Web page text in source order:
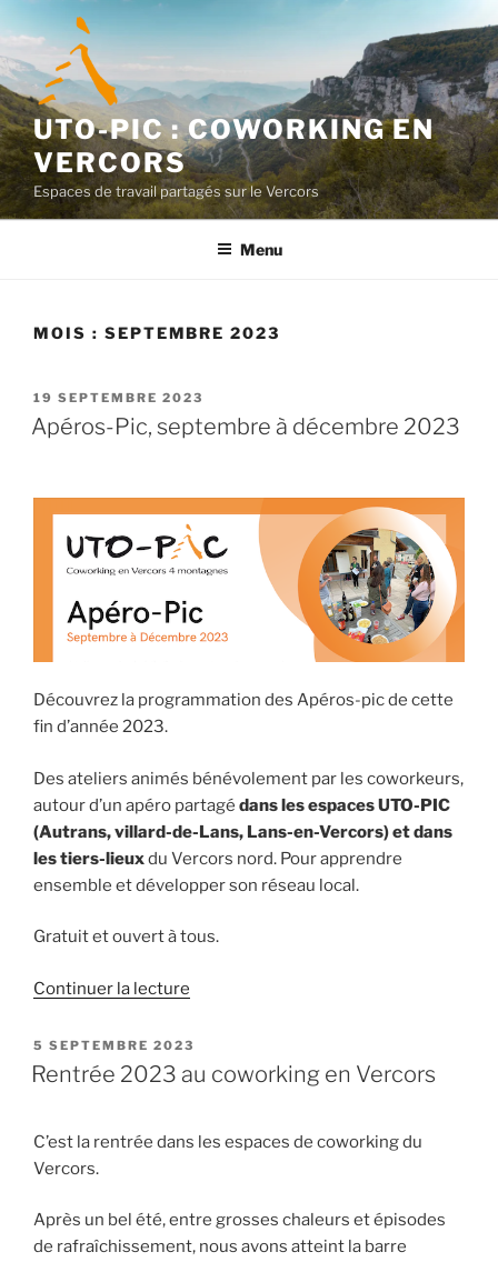
au
contenu
principal
UTO-PIC : COWORKING EN
VERCORS
Espaces de travail partagés sur le Vercors
Menu
MOIS : SEPTEMBRE 2023
PUBLIÉ
LE
19 SEPTEMBRE 2023
Apéros-Pic, septembre à décembre 2023
Découvrez la programmation des Apéros-pic de cette
fin d’année 2023.
Des ateliers animés bénévolement par les coworkeurs,
autour d’un apéro partagé dans les espacesUTO-PIC
(Autrans, villard-de-Lans, Lans-en-Vercors) et dans
les tiers-lieuxdu Vercors nord. Pour apprendre
ensemble et développer son réseau local.
Gratuit et ouvert à tous.
Continuer la lecture
Pic,
septembre
2023 »
PUBLIÉ
LE
5 SEPTEMBRE 2023
Rentrée 2023 au coworking en Vercors
C’est la rentrée dans les espaces de coworking du
Vercors.
Après un bel été, entre grosses chaleurs et épisodes
de rafraîchissement, nous avons atteint la barre